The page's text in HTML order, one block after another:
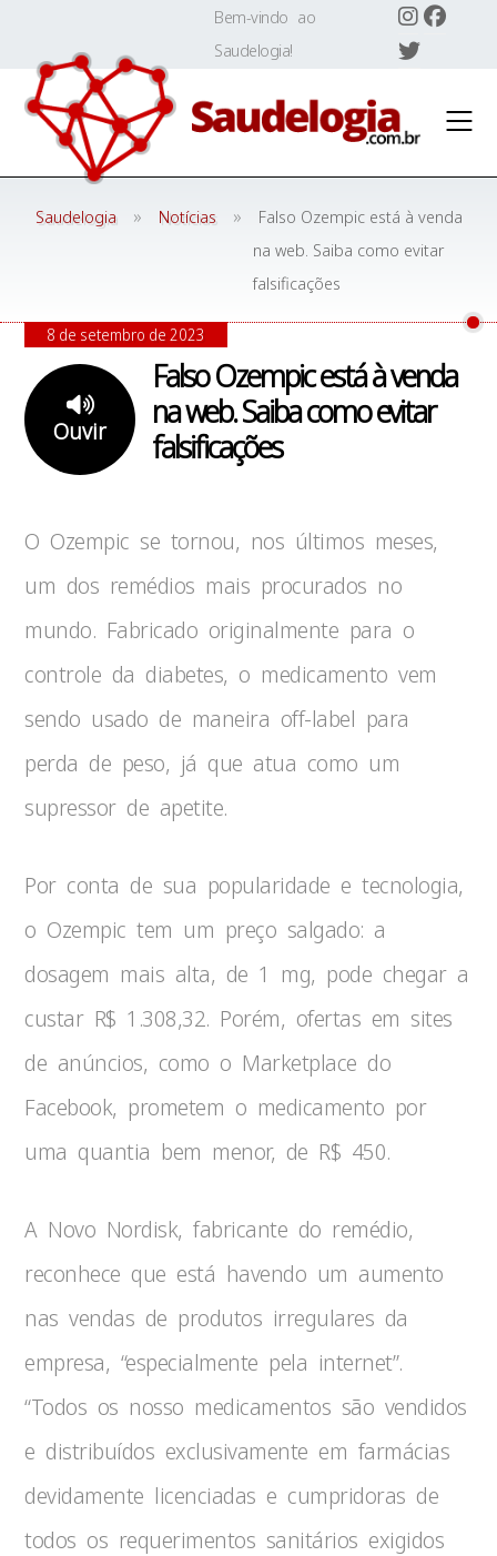
content
Bem-vindo ao
Saudelogia!
Saudelogia » Notícias »
Falso Ozempic está à venda
na web. Saiba como evitar
falsificações
Falso Ozempic está à venda
na web. Saiba como evitar
falsificações
Ouvir
8 de setembro de 2023
O Ozempic se tornou, nos últimos meses,
um dos remédios mais procurados no
mundo. Fabricado originalmente para o
controle da diabetes, o medicamento vem
sendo usado de maneira off-label para
perda de peso, já que atua como um
supressor de apetite.
Por conta de sua popularidade e tecnologia,
o Ozempic tem um preço salgado: a
dosagem mais alta, de 1 mg, pode chegar a
custar R$ 1.308,32. Porém, ofertas em sites
de anúncios, como o Marketplace do
Facebook, prometem o medicamento por
uma quantia bem menor, de R$ 450.
A Novo Nordisk, fabricante do remédio,
reconhece que está havendo um aumento
nas vendas de produtos irregulares da
empresa, “especialmente pela internet”.
“Todos os nosso medicamentos são vendidos
e distribuídos exclusivamente em farmácias
devidamente licenciadas e cumpridoras de
todos os requerimentos sanitários exigidos